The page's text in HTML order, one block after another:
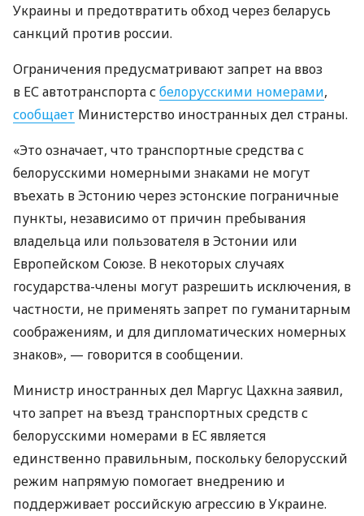
Украины и предотвратить обход через беларусь
санкций против россии.
Ограничения предусматривают запрет на ввоз
в ЕС автотранспорта сбелорусскими номерами,
сообщает Министерство иностранных дел страны.
«Это означает, что транспортные средства с
белорусскими номерными знаками не могут
въехать в Эстонию через эстонские пограничные
пункты, независимо от причин пребывания
владельца или пользователя в Эстонии или
Европейском Союзе. В некоторых случаях
государства-члены могут разрешить исключения, в
частности, не применять запрет по гуманитарным
соображениям, и для дипломатических номерных
знаков», — говорится в сообщении.
Министр иностранных дел Маргус Цахкна заявил,
что запрет на въезд транспортных средств с
белорусскими номерами в ЕС является
единственно правильным, поскольку белорусский
режим напрямую помогает внедрению и
поддерживает российскую агрессию в Украине.